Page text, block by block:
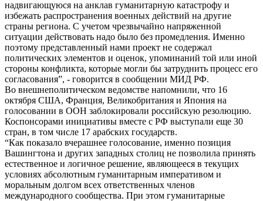
надвигающуюся на анклав гуманитарную катастрофу и
избежать распространения военных действий на другие
страны региона. С учетом чрезвычайно напряженной
ситуации действовать надо было без промедления. Именно
поэтому представленный нами проект не содержал
политических элементов и оценок, упоминаний той или иной
стороны конфликта, которые могли бы затруднить процесс его
согласования”, - говорится в сообщении МИД РФ.
Во внешнеполитическом ведомстве напомнили, что 16
октября США, Франция, Великобритания и Япония на
голосовании в ООН заблокировали российскую резолюцию.
Коспонсорами инициативы вместе с РФ выступали еще 30
стран, в том числе 17 арабских государств.
“Как показало вчерашнее голосование, именно позиция
Вашингтона и других западных столиц не позволила принять
естественное и логичное решение, являющееся в текущих
условиях абсолютным гуманитарным императивом и
моральным долгом всех ответственных членов
международного сообщества. При этом гуманитарные